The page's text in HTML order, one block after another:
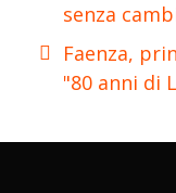
senza
Faenza,
"80 anni di